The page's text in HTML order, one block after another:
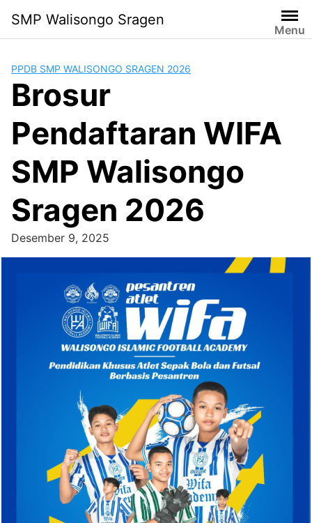
konten
SMP Walisongo Sragen
Menu
PPDB SMP WALISONGO SRAGEN 2026
Brosur
Pendaftaran WIFA
SMP Walisongo
Sragen 2026
Desember 9, 2025